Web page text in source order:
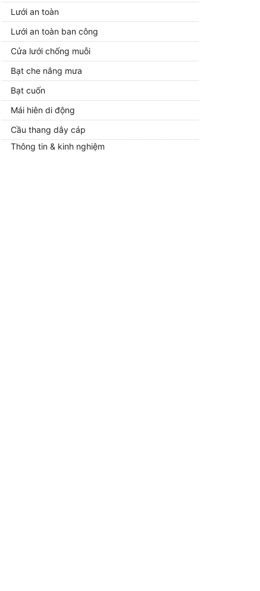
Lưới an toàn
Lưới an toàn ban công
Cửa lưới chống muỗi
Bạt che nắng mưa
Bạt cuốn
Mái hiên di động
Cầu thang dây cáp
Thông tin & kinh nghiệm